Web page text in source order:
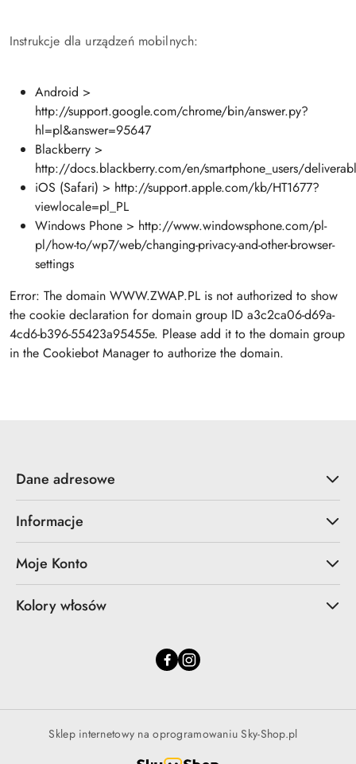
Instrukcje dla urządzeń mobilnych:
Android >
http://support.google.com/chrome/bin/answer.py?
hl=pl&answer=95647
Blackberry >
http://docs.blackberry.com/en/smartphone_users/
iOS (Safari) > http://support.apple.com/kb/HT1677?
viewlocale=pl_PL
Windows Phone > http://www.windowsphone.com/pl-
pl/how-to/wp7/web/changing-privacy-and-other-browser-
settings
Error: The domain WWW.ZWAP.PL is not authorized to show
the cookie declaration for domain group ID a3c2ca06-d69a-
4cd6-b396-55423a95455e. Please add it to the domain group
in the Cookiebot Manager to authorize the domain.
Dane adresowe
Informacje
Moje Konto
Kolory włosów
Sklep internetowy na oprogramowaniu Sky-Shop.pl